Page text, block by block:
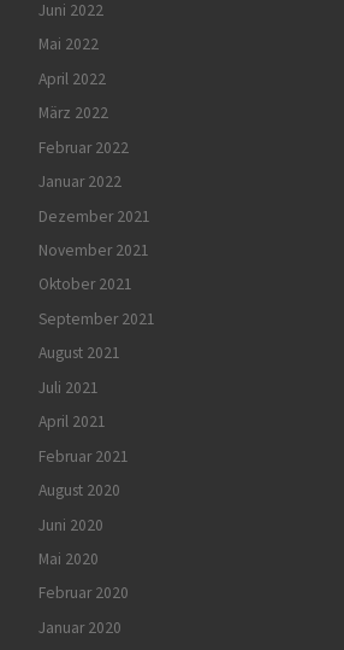
Juni 2022
Mai 2022
April 2022
März 2022
Februar 2022
Januar 2022
Dezember 2021
November 2021
Oktober 2021
September 2021
August 2021
Juli 2021
April 2021
Februar 2021
August 2020
Juni 2020
Mai 2020
Februar 2020
Januar 2020